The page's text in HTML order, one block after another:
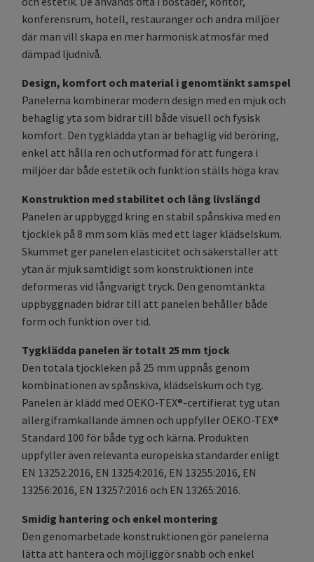
konferensrum, hotell, restauranger och andra miljöer
där man vill skapa en mer harmonisk atmosfär med
dämpad ljudnivå.
Design, komfort och material i genomtänkt samspel
Panelerna kombinerar modern design med en mjuk och
behaglig yta som bidrar till både visuell och fysisk
komfort. Den tygklädda ytan är behaglig vid beröring,
enkel att hålla ren och utformad för att fungera i
miljöer där både estetik och funktion ställs höga krav.
Konstruktion med stabilitet och lång livslängd
Panelen är uppbyggd kring en stabil spånskiva med en
tjocklek på 8 mm som kläs med ett lager klädselskum.
Skummet ger panelen elasticitet och säkerställer att
ytan är mjuk samtidigt som konstruktionen inte
deformeras vid långvarigt tryck. Den genomtänkta
uppbyggnaden bidrar till att panelen behåller både
form och funktion över tid.
Tygklädda panelen är totalt 25 mm tjock
Den totala tjockleken på 25 mm uppnås genom
kombinationen av spånskiva, klädselskum och tyg.
Panelen är klädd med OEKO-TEX®-certifierat tyg utan
allergiframkallande ämnen och uppfyller OEKO-TEX®
Standard 100 för både tyg och kärna. Produkten
uppfyller även relevanta europeiska standarder enligt
EN 13252:2016, EN 13254:2016, EN 13255:2016, EN
13256:2016, EN 13257:2016 och EN 13265:2016.
Smidig hantering och enkel montering
Den genomarbetade konstruktionen gör panelerna
lätta att hantera och möjliggör snabb och enkel